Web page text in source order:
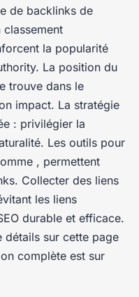
de backlinks de
la popularité
La position du
trouve dans le
impact. La stratégie
: privilégier la
Les outils pour
, permettent
Collecter des liens
les liens
durable et efficace.
détails sur cette page
complète est sur